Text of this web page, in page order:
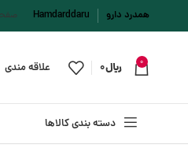
همدرد دارو Hamdarddaru
0 ﷼0 علاقه مندی
دسته بندی کالاها